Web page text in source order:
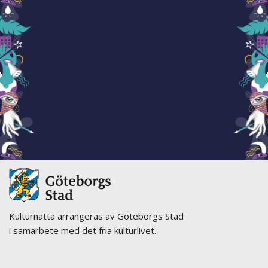
Kulturnatta arrangeras av Göteborgs Stad
i samarbete med det fria kulturlivet.